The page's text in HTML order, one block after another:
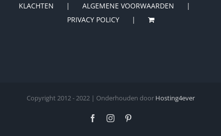
KLACHTEN
ALGEMENE VOORWAARDEN
PRIVACY POLICY
Copyright 2012 - 2022 | Onderhouden door Hosting4ever
FacebookInstagram